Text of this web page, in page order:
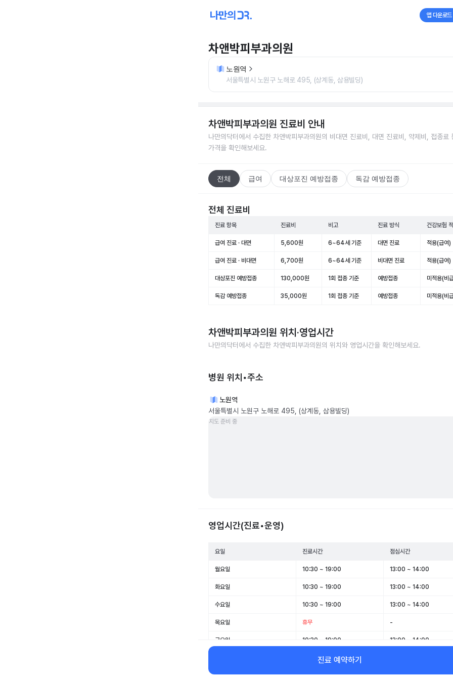
앱 다운로드
차앤박피부과의원
노원역
서울특별시 노원구 노해로 495, (상계동, 삼용빌딩)
차앤박피부과의원 진료비 안내
나만의닥터에서 수집한 차앤박피부과의원의 비대면 진료비, 대면 진료비, 약제비, 접종료
가격을 확인해보세요.
전체 급여 대상포진 예방접종 독감 예방접종
전체 진료비
진료 항목 진료비 비고 진료 방식 건강보험
급여 진료 · 대면 5,600원 6~64세 기준 대면 진료 적용(급여)
급여 진료 · 비대면 6,700원 6~64세 기준 비대면 진료 적용(급여)
대상포진 예방접종 130,000원 1회 접종 기준 예방접종 미적용(비
독감 예방접종 35,000원 1회 접종 기준 예방접종 미적용(비
차앤박피부과의원 위치·영업시간
나만의닥터에서 수집한 차앤박피부과의원의 위치와 영업시간을 확인해보세요.
병원 위치•주소
노원역
서울특별시 노원구 노해로 495, (상계동, 삼용빌딩)
지도 준비 중
영업시간(진료•운영)
요일 진료시간 점심시간
월요일 10:30 ~ 19:00 13:00 ~ 14:00
화요일 10:30 ~ 19:00 13:00 ~ 14:00
수요일 10:30 ~ 19:00 13:00 ~ 14:00
목요일 휴무 -
금요일 10:30 ~ 19:00 13:00 ~ 14:00
10:00 ~ 17:00
일요일 휴무 -
진료 예약하기